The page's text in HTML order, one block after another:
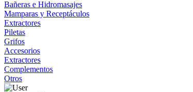
Bañeras e Hidromasajes
Mamparas y Receptáculos
Extractores
Piletas
Grifos
Accesorios
Extractores
Complementos
Otros